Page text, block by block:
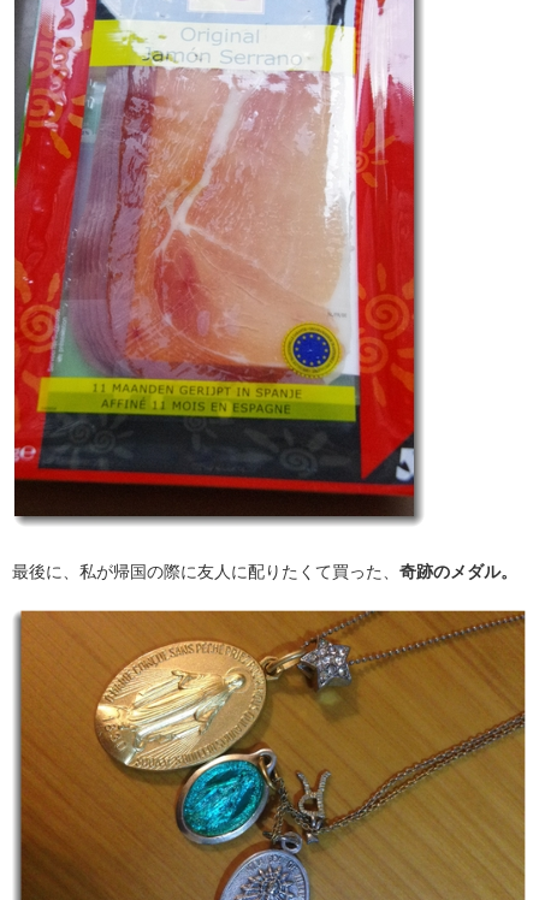
最後に、私が帰国の際に友人に配りたくて買った、 奇跡のメダル。